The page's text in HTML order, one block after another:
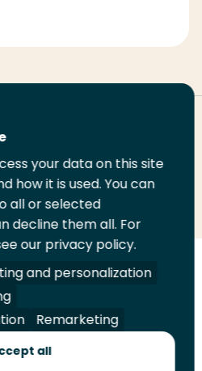
Print
deze
pagina
A-Z Index
Contact
your data on this site
how it is used. You can
all or selected
decline them all. For
our privacy policy.
and personalization
Remarketing
all